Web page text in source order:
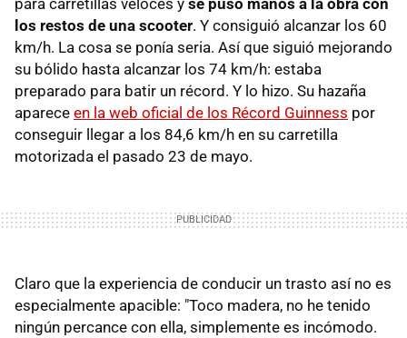
los restos de una scooter. Y consiguió alcanzar los 60
km/h. La cosa se ponía seria. Así que siguió mejorando
su bólido hasta alcanzar los 74 km/h: estaba
preparado para batir un récord. Y lo hizo. Su hazaña
aparece en la web oficial de los Récord Guinness por
conseguir llegar a los 84,6 km/h en su carretilla
motorizada el pasado 23 de mayo.
Claro que la experiencia de conducir un trasto así no es
especialmente apacible: "Toco madera, no he tenido
ningún percance con ella, simplemente es incómodo.